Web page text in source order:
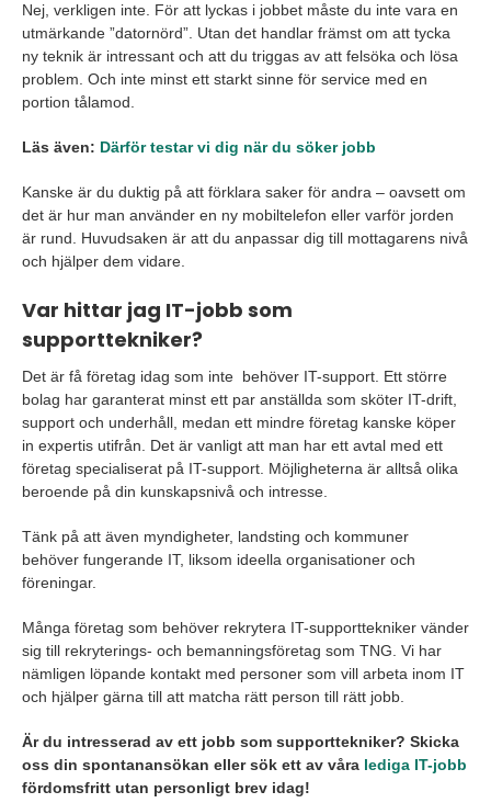
Nej, verkligen inte. För att lyckas i jobbet måste du inte vara en
utmärkande ”datornörd”. Utan det handlar främst om att tycka
ny teknik är intressant och att du triggas av att felsöka och lösa
problem. Och inte minst ett starkt sinne för service med en
portion tålamod.
Läs även: Därför testar vi dig när du söker jobb
Kanske är du duktig på att förklara saker för andra – oavsett om
det är hur man använder en ny mobiltelefon eller varför jorden
är rund. Huvudsaken är att du anpassar dig till mottagarens nivå
och hjälper dem vidare.
Var hittar jag IT-jobb som
supporttekniker?
Det är få företag idag som inte behöver IT-support. Ett större
bolag har garanterat minst ett par anställda som sköter IT-drift,
support och underhåll, medan ett mindre företag kanske köper
in expertis utifrån. Det är vanligt att man har ett avtal med ett
företag specialiserat på IT-support. Möjligheterna är alltså olika
beroende på din kunskapsnivå och intresse.
Tänk på att även myndigheter, landsting och kommuner
behöver fungerande IT, liksom ideella organisationer och
föreningar.
Många företag som behöver rekrytera IT-supporttekniker vänder
sig till rekryterings- och bemanningsföretag som TNG. Vi har
nämligen löpande kontakt med personer som vill arbeta inom IT
och hjälper gärna till att matcha rätt person till rätt jobb.
Är du intresserad av ett jobb som supporttekniker? Skicka
oss din spontanansökan eller sök ett av våra lediga IT-jobb
fördomsfritt utan personligt brev idag!